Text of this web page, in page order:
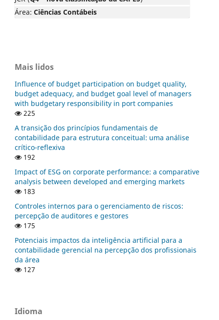
Área: Ciências Contábeis
Mais lidos
Influence of budget participation on budget quality,
budget adequacy, and budget goal level of managers
with budgetary responsibility in port companies
225
A transição dos princípios fundamentais de
contabilidade para estrutura conceitual: uma análise
crítico-reflexiva
192
Impact of ESG on corporate performance: a comparative
analysis between developed and emerging markets
183
Controles internos para o gerenciamento de riscos:
percepção de auditores e gestores
175
Potenciais impactos da inteligência artificial para a
contabilidade gerencial na percepção dos profissionais
da área
127
Idioma